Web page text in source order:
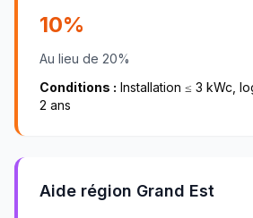
10%
Au lieu de 20%
Conditions : Installation ≤ 3 kWc,
2 ans
Aide région Grand Est